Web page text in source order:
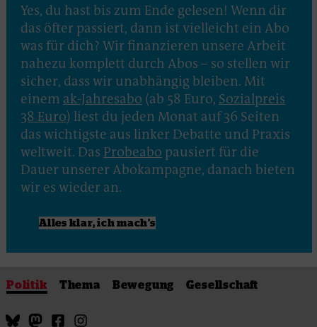
Yes, du hast bis zum Ende gelesen! Wenn dir
das öfter passiert, dann ist vielleicht ein Abo
was für dich? Wir finanzieren unsere Arbeit
nahezu komplett durch Abos – so stellen wir
sicher, dass wir unabhängig bleiben. Mit
einem ak-Jahresabo (ab 58 Euro, Sozialpreis
38 Euro) liest du jeden Monat auf 36 Seiten
das wichtigste aus linker Debatte und Praxis
weltweit. Das Probeabo pausiert für die
Dauer unserer Abokampagne, danach bieten
wir es wieder an.
Alles klar, ich mach’s
Politik Thema Bewegung Gesellschaft